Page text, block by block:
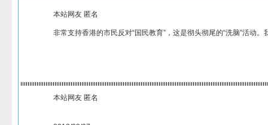
本站网友 匿名
非常支持香港的市民反对“国民教育”，这是彻头彻尾的“洗脑”活动
本站网友 匿名